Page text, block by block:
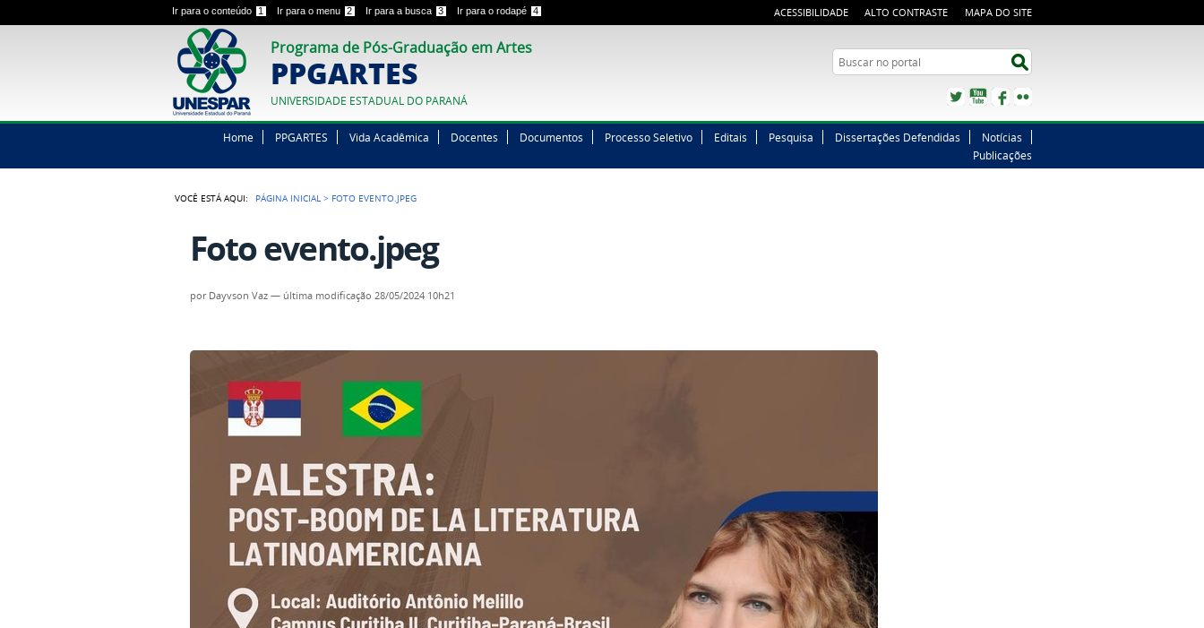
Ir para o conteúdo 1 Ir para o menu 2 Ir para a busca 3 Ir para o rodapé 4 ACESSIBILIDADE ALTO CONTRASTE MAPA DO SITE
Programa de Pós-Graduação em Artes
PPGARTES
UNIVERSIDADE ESTADUAL DO PARANÁ
Buscar no portal
TwitterYouTubeFacebook
Home PPGARTES Vida Acadêmica Docentes Documentos Processo Seletivo Editais Pesquisa Dissertações Defendidas
Notícias
Publicações
VOCÊ ESTÁ AQUI: PÁGINA INICIAL > FOTO EVENTO.JPEG
Foto evento.jpeg
por Dayvson Vaz— última modificação 28/05/2024 10h21